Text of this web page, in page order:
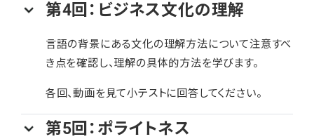
第4回：ビジネス文化の理解
言語の背景にある文化の理解方法について注意すべ
き点を確認し、理解の具体的方法を学びます。
各回、動画を見て小テストに回答してください。
第5回：ポライトネス